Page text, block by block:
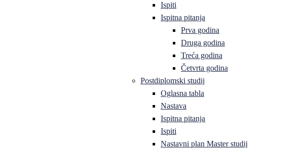
Ispiti
Ispitna pitanja
Prva godina
Druga godina
Treća godina
Četvrta godina
Postdiplomski studij
Oglasna tabla
Nastava
Ispitna pitanja
Ispiti
Nastavni plan Master studij